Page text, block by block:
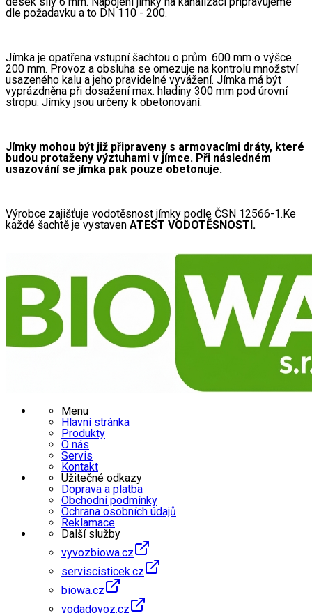
dle požadavku a to DN 110 - 200.
Jímka je opatřena vstupní šachtou o prům. 600 mm o výšce
200 mm. Provoz a obsluha se omezuje na kontrolu množství
usazeného kalu a jeho pravidelné vyvážení. Jímka má být
vyprázdněna při dosažení max. hladiny 300 mm pod úrovní
stropu. Jímky jsou určeny k obetonování.
Jímky mohou být již připraveny s armovacími dráty, které
budou protaženy výztuhami v jímce. Při následném
usazování se jímka pak pouze obetonuje.
Výrobce zajišťuje vodotěsnost jímky podle ČSN 12566-1.Ke
každé šachtě je vystaven ATEST VODOTĚSNOSTI.
Menu
Hlavní stránka
Produkty
O nás
Servis
Kontakt
Užitečné odkazy
Doprava a platba
Obchodní podmínky
Ochrana osobních údajů
Reklamace
Další služby
vyvozbiowa.cz
serviscisticek.cz
biowa.cz
vodadovoz.cz